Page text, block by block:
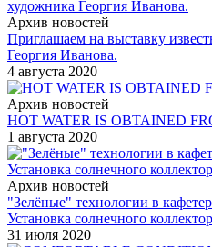
Архив новостей
Приглашаем на выставку
Георгия Иванова.
4 августа 2020
Архив новостей
HOT WATER IS OBTAINED
1 августа 2020
Архив новостей
"Зелёные" технологии в
Установка солнечного
31 июля 2020